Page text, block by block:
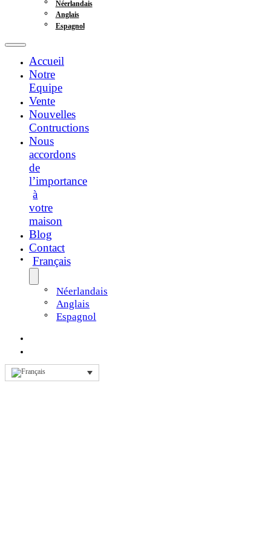
Néerlandais
Anglais
Espagnol
Accueil
Notre
Equipe
Vente
Nouvelles
Contructions
Nous
accordons
de
l’importance
à
votre
maison
Blog
Contact
Français
Néerlandais
Anglais
Espagnol